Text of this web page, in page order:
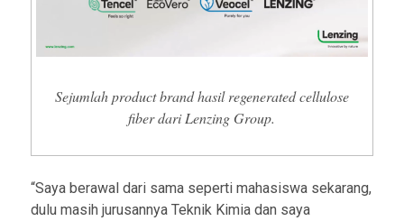
Sejumlah product brand hasil regenerated cellulose
fiber dari Lenzing Group.
“Saya berawal dari sama seperti mahasiswa sekarang,
dulu masih jurusannya Teknik Kimia dan saya